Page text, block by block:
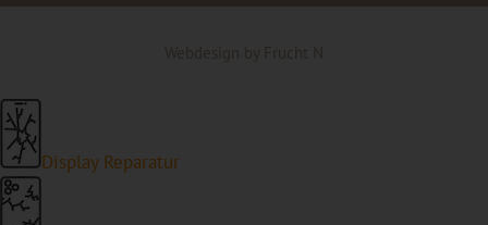
Webdesign by Frucht N
Display Reparatur